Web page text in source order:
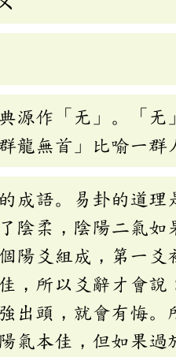
源作「无」。「
龍無首」比喻一群
成語。易卦的道
陰柔，陰陽二氣
陽爻組成，第一爻
，所以爻辭才會
出頭，就會有悔
氣本佳，但如果